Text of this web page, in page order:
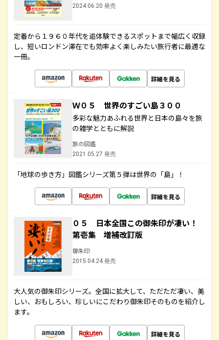
2024.06.20 発売
定番から１９６０年代を追体験できるスポットまで幅広く収録
し、短いロンドン滞在でも効率よく楽しみたい旅行者に最適な
一冊。
詳細を見る
Ｗ０５ 世界のすごい島３００
多彩な魅力あふれる世界と日本の島々を旅
の雑学とともに解説
旅の図鑑
2021.05.27 発売
「地球の歩き方」図鑑シリーズ第５弾は世界の「島」！
詳細を見る
０５ 日本全国この御朱印が凄い！
第壱集 増補改訂版
御朱印
2015.04.24 発売
大人気の御朱印シリーズ。全国に拡大して、ただただ凄い、美
しい、おもしろい、珍しいにこだわり御朱印そのものを紹介し
ます。
詳細を見る